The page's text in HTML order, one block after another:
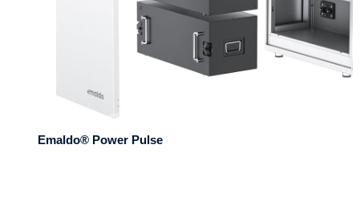
Emaldo® Power Pulse